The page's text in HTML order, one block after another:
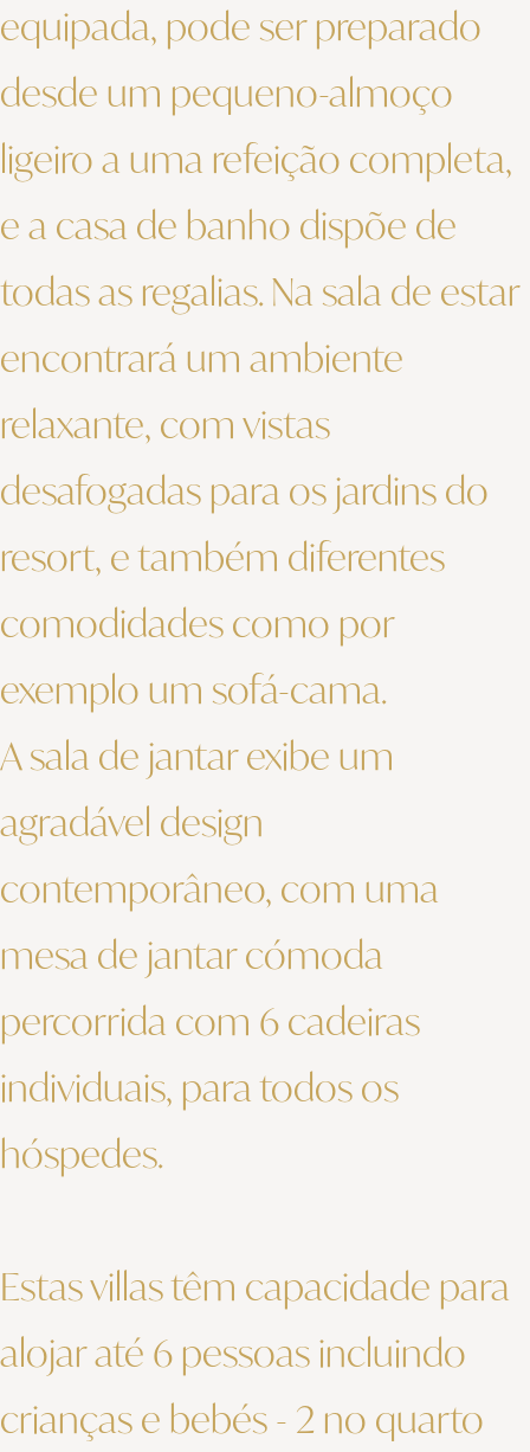
equipada, pode ser preparado
desde um pequeno-almoço
ligeiro a uma refeição completa,
e a casa de banho dispõe de
todas as regalias. Na sala de estar
encontrará um ambiente
relaxante, com vistas
desafogadas para os jardins do
resort, e também diferentes
comodidades como por
exemplo um sofá-cama.
A sala de jantar exibe um
agradável design
contemporâneo, com uma
mesa de jantar cómoda
percorrida com 6 cadeiras
individuais, para todos os
hóspedes.
Estas villas têm capacidade para
alojar até 6 pessoas incluindo
crianças e bebés - 2 no quarto